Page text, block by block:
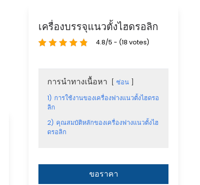
เครื่องบรรจุแนวตั้งไฮดรอลิก
4.8/5 - (18 votes)
การนำทางเนื้อหา
ซ่อน
1) การใช้งานของเครื่องฟางแนวตั้งไฮดรอ
ลิก
2) คุณสมบัติหลักของเครื่องฟางแนวตั้งไฮ
ดรอลิก
ขอราคา